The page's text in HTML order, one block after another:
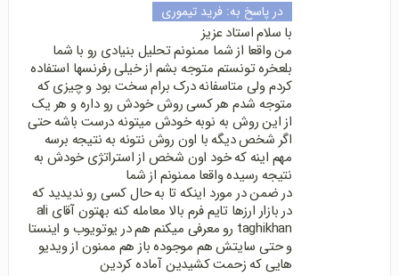
در پاسخ به: فرید تیموری
با سلام استاد عزیز
من واقعا از شما ممنونم تحلیل بنیادی رو با شما
بلعخره تونستم متوجه بشم از خیلی رفرنسها استفاده
کردم ولی متاسفانه درک برام سخت بود و چیزی که
متوجه شدم هر کسی روش خودش رو داره و هر یک
از این روش به نوبه خودش میتونه درست باشه حتی
اگر شخص دیگه با اون روش نتونه به نتیجه برسه
مهم اینه که خود اون شخص از استراتژی خودش به
نتیجه رسیده واقعا ممنونم از شما
در ضمن در مورد اینکه تا به حال کسی رو ندیدید که
در بازار ارزها تایم فرم بالا معامله کنه بهتون آقای ali
taghikhan رو معرفی میکنم هم در یوتویوب و اینستا
و حتی سایتش هم موجوده باز هم ممنون از ویدیو
هایی که زحمت کشیدین آماده کردین